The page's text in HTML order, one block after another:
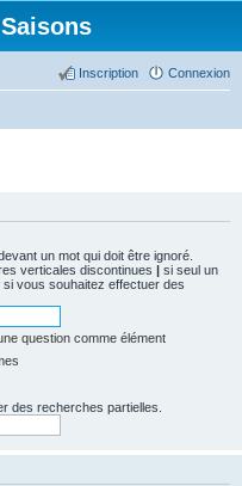
Connexion
Inscription
un mot qui doit être ignoré.
verticales discontinues | si seul un
vous souhaitez effectuer des
question comme élément
des recherches partielles.